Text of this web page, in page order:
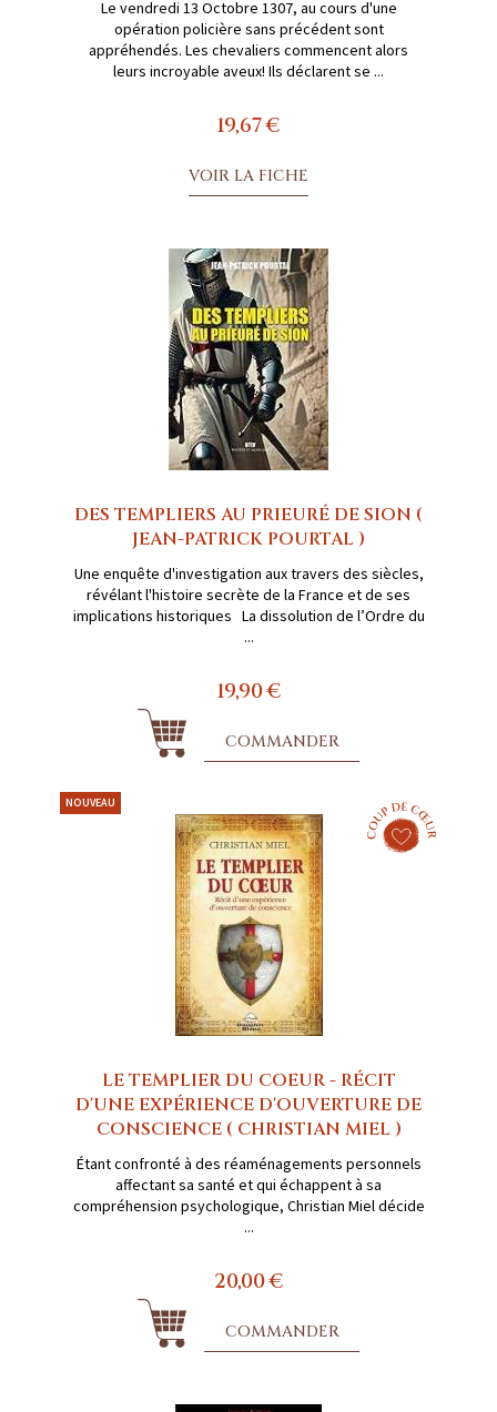
Le vendredi 13 Octobre 1307, au cours d'une
opération policière sans précédent sont
appréhendés. Les chevaliers commencent alors
leurs incroyable aveux! Ils déclarent se ...
19,67 €
VOIR LA FICHE
DES TEMPLIERS AU PRIEURÉ DE SION (
JEAN-PATRICK POURTAL )
Une enquête d'investigation aux travers des siècles,
révélant l'histoire secrète de la France et de ses
implications historiques La dissolution de l’Ordre du
...
19,90 €
COMMANDER
NOUVEAU
LE TEMPLIER DU COEUR - RÉCIT
D'UNE EXPÉRIENCE D'OUVERTURE DE
CONSCIENCE ( CHRISTIAN MIEL )
Étant confronté à des réaménagements personnels
affectant sa santé et qui échappent à sa
compréhension psychologique, Christian Miel décide
...
20,00 €
COMMANDER